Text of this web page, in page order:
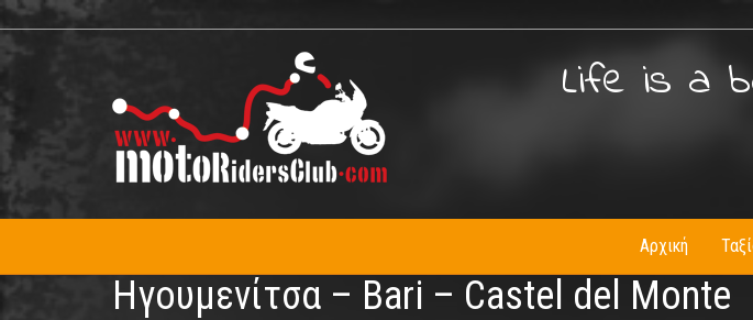
Παράκαμψη
προς
το
περιεχόμενο
Life is a
Αρχική
Ηγουμενίτσα – Bari – Castel del Monte